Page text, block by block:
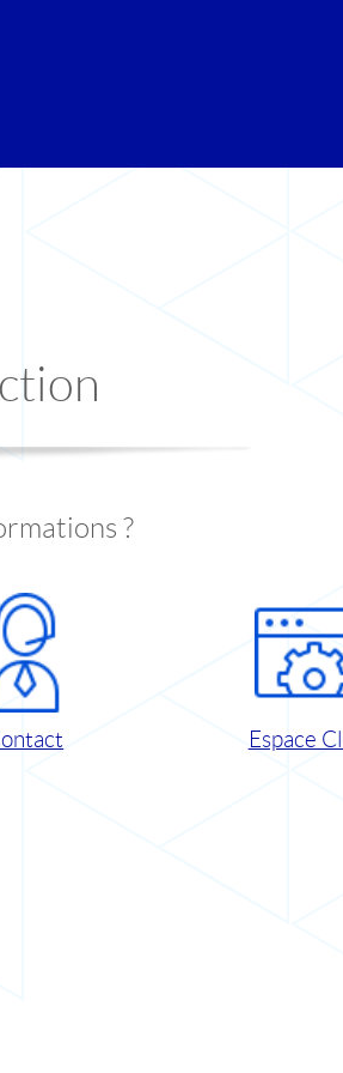
?
Espace